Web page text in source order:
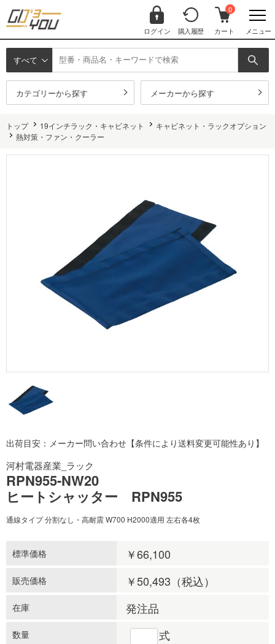
ログイン 購入履歴
0
カート メニュー
すべて
カテゴリーから探す メーカーから探す
トップ 19インチラック・キャビネット
キャビネット・ラックオプション
熱対策・ファン・クーラー
出荷目安：メーカー問い合わせ【条件により送料変更可能性あり】
河村電器産業_ラック
RPN955-NW20
ヒートシャッター RPN955
通線タイプ 分割なし・高耐震 W700 H2000適用 左右各4枚
標準価格 ￥66,100
販売価格 ￥50,493 （税込）
在庫 発注品
数量 式